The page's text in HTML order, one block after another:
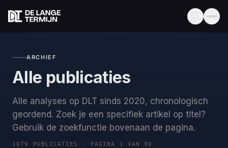
ARCHIEF
Alle publicaties
Alle analyses op DLT sinds 2020, chronologisch
geordend. Zoek je een specifiek artikel op titel?
Gebruik de zoekfunctie bovenaan de pagina.
1079 PUBLICATIES · PAGINA 1 VAN 90